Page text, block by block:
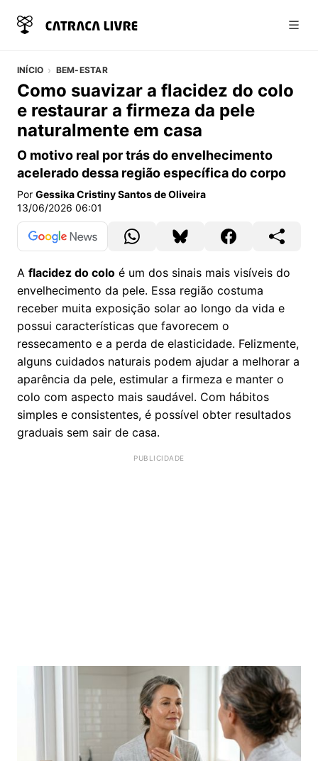
INÍCIO BEM-ESTAR
Como suavizar a flacidez do colo
e restaurar a firmeza da pele
naturalmente em casa
O motivo real por trás do envelhecimento
acelerado dessa região específica do corpo
Por Gessika Cristiny Santos de Oliveira
13/06/2026 06:01
A flacidez do colo é um dos sinais mais visíveis do
envelhecimento da pele. Essa região costuma
receber muita exposição solar ao longo da vida e
possui características que favorecem o
ressecamento e a perda de elasticidade. Felizmente,
alguns cuidados naturais podem ajudar a melhorar a
aparência da pele, estimular a firmeza e manter o
colo com aspecto mais saudável. Com hábitos
simples e consistentes, é possível obter resultados
graduais sem sair de casa.